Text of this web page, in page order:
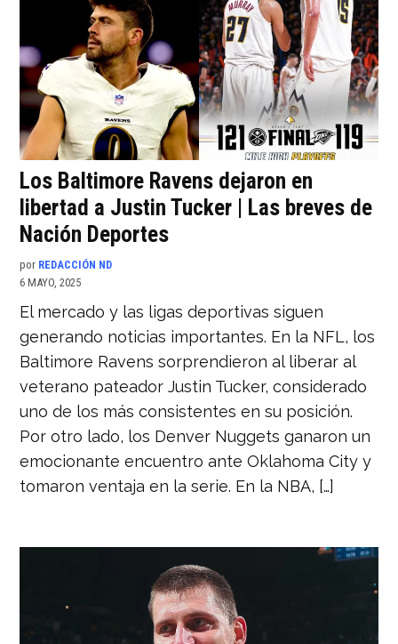
Los Baltimore Ravens dejaron en
libertad a Justin Tucker | Las breves de
Nación Deportes
por REDACCIÓN ND
6 MAYO, 2025
El mercado y las ligas deportivas siguen
generando noticias importantes. En la NFL, los
Baltimore Ravens sorprendieron al liberar al
veterano pateador Justin Tucker, considerado
uno de los más consistentes en su posición.
Por otro lado, los Denver Nuggets ganaron un
emocionante encuentro ante Oklahoma City y
tomaron ventaja en la serie. En la NBA, […]